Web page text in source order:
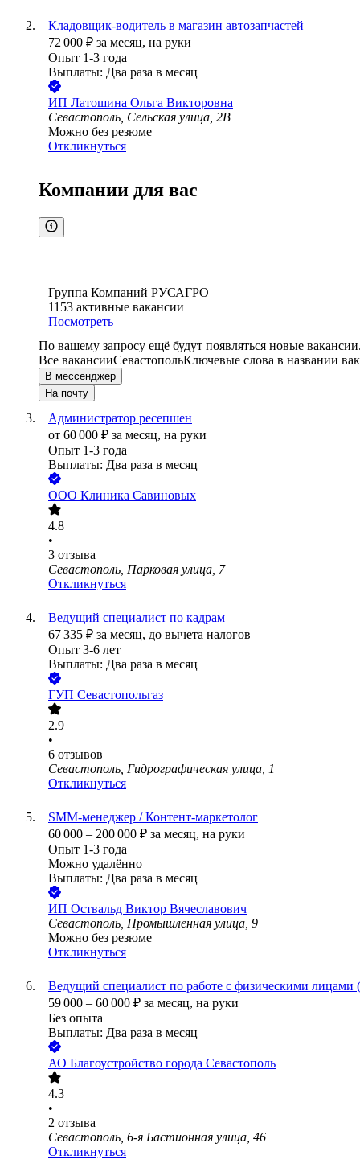
Кладовщик-водитель в магазин автозапчастей
72 000 ₽ за месяц, на руки
Опыт 1-3 года
Выплаты: Два раза в месяц
ИП Латошина Ольга Викторовна
Севастополь, Сельская улица, 2В
Можно без резюме
Откликнуться
Компании для вас
Группа Компаний РУСАГРО
1153 активные вакансии
Посмотреть
По вашему запросу ещё будут появляться новые
Все вакансииСевастопольКлючевые слова в названии
В мессенджер
На почту
Администратор ресепшен
от 60 000 ₽ за месяц, на руки
Опыт 1-3 года
Выплаты: Два раза в месяц
ООО Клиника Савиновых
4.8
•
3 отзыва
Севастополь, Парковая улица, 7
Откликнуться
Ведущий специалист по кадрам
67 335 ₽ за месяц, до вычета налогов
Опыт 3-6 лет
Выплаты: Два раза в месяц
ГУП Севастопольгаз
2.9
•
6 отзывов
Севастополь, Гидрографическая улица, 1
Откликнуться
SMM-менеджер / Контент-маркетолог
60 000 – 200 000 ₽ за месяц, на руки
Опыт 1-3 года
Можно удалённо
Выплаты: Два раза в месяц
ИП Оствальд Виктор Вячеславович
Севастополь, Промышленная улица, 9
Можно без резюме
Откликнуться
Ведущий специалист по работе с физическими лицами
59 000 – 60 000 ₽ за месяц, на руки
Без опыта
Выплаты: Два раза в месяц
АО Благоустройство города Севастополь
4.3
•
2 отзыва
Севастополь, 6-я Бастионная улица, 46
Откликнуться